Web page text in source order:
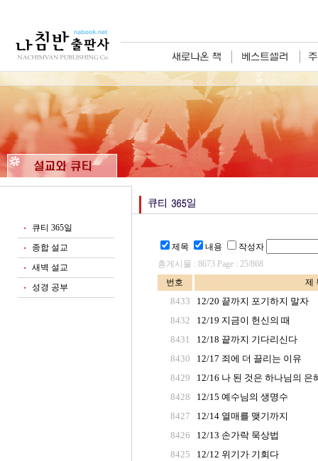
■ 큐티 365일
■ 종합 설교
■ 새벽 설교
■ 성경 공부
제목 내용
작성자
총게시물 : 8673 Page : 25/868
번호
제
8433
12/20 끝까지 포기하지 말자
8432
12/19 지금이 헌신의 때
8431
12/18 끝까지 기다리신다
8430
12/17 죄에 더 끌리는 이유
8429
12/16 나 된 것은 하나님의 은
8428
12/15 예수님의 생명수
8427
12/14 열매를 맺기까지
8426
12/13 손가락 묵상법
8425
12/12 위기가 기회다